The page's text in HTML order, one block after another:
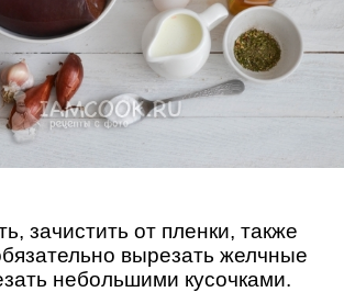
зачистить от пленки, также
вырезать желчные
небольшими кусочками.